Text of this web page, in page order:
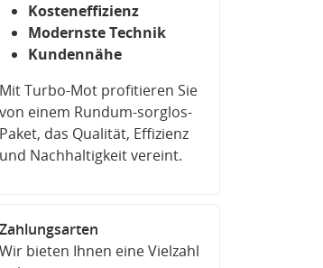
Kosteneffizienz
Modernste Technik
Kundennähe
Mit Turbo-Mot profitieren Sie
von einem Rundum-sorglos-
Paket, das Qualität, Effizienz
und Nachhaltigkeit vereint.
Zahlungsarten
Wir bieten Ihnen eine Vielzahl